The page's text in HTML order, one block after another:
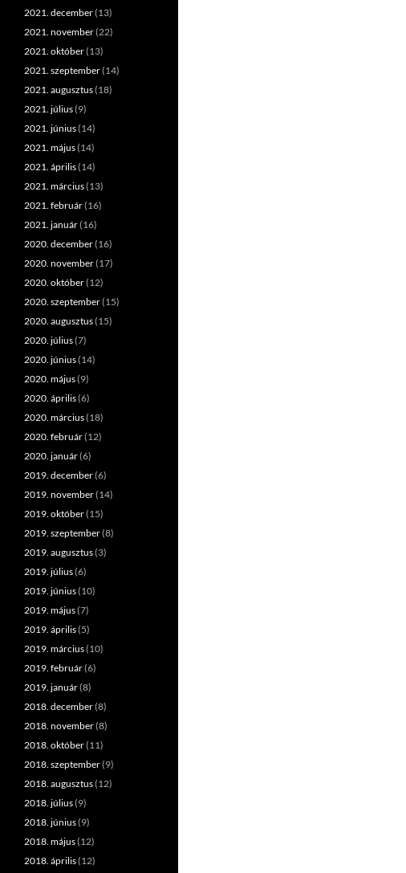
2021. december(13)
2021. november(22)
2021. október(13)
2021. szeptember(14)
2021. augusztus(18)
2021. július(9)
2021. június(14)
2021. május(14)
2021. április(14)
2021. március(13)
2021. február(16)
2021. január(16)
2020. december(16)
2020. november(17)
2020. október(12)
2020. szeptember(15)
2020. augusztus(15)
2020. július(7)
2020. június(14)
2020. május(9)
2020. április(6)
2020. március(18)
2020. február(12)
2020. január(6)
2019. december(6)
2019. november(14)
2019. október(15)
2019. szeptember(8)
2019. augusztus(3)
2019. július(6)
2019. június(10)
2019. május(7)
2019. április(5)
2019. március(10)
2019. február(6)
2019. január(8)
2018. december(8)
2018. november(8)
2018. október(11)
2018. szeptember(9)
2018. augusztus(12)
2018. július(9)
2018. június(9)
2018. május(12)
2018. április(12)